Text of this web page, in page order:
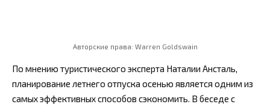
Авторские права: Warren Goldswain
По мнению туристического эксперта Наталии Ансталь,
планирование летнего отпуска осенью является одним из
самых эффективных способов сэкономить. В беседе с